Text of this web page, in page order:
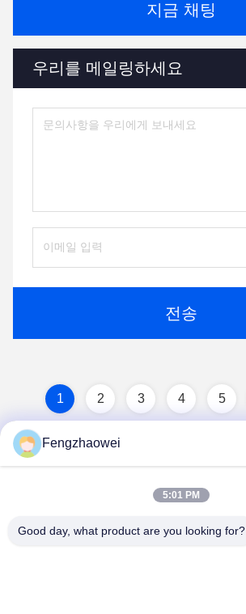
지금 채팅
우리를 메일링하세요
전송
1 2 3 4 5
Fengzhaowei
5:01 PM
Good day, what product are you looking for?